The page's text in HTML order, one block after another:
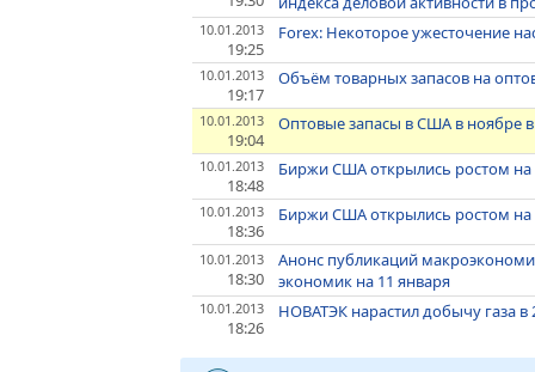
10.01.2013
19:25
Forex: Некоторое ужесточение
10.01.2013
19:17
Объём товарных запасов на
10.01.2013
19:04
Оптовые запасы в США в ноябре
10.01.2013
18:48
Биржи США открылись ростом на
10.01.2013
18:36
Биржи США открылись ростом на
10.01.2013
18:30
Анонс публикаций
экономик на 11 января
10.01.2013
18:26
НОВАТЭК нарастил добычу газа в